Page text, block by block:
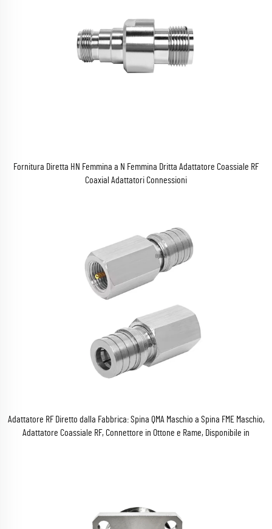
Fornitura Diretta HN Femmina a N Femmina Dritta Adattatore Coassiale RF
Coaxial Adattatori Connessioni
Adattatore RF Diretto dalla Fabbrica: Spina QMA Maschio a Spina FME Maschio,
Adattatore Coassiale RF, Connettore in Ottone e Rame, Disponibile in